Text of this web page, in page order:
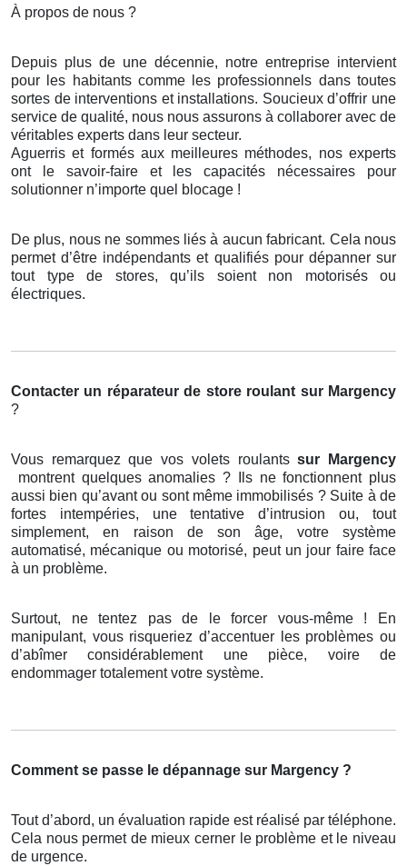
À propos de nous ?
Depuis plus de une décennie, notre entreprise intervient
pour les habitants comme les professionnels dans toutes
sortes de interventions et installations. Soucieux d’offrir une
service de qualité, nous nous assurons à collaborer avec de
véritables experts dans leur secteur.
Aguerris et formés aux meilleures méthodes, nos experts
ont le savoir-faire et les capacités nécessaires pour
solutionner n’importe quel blocage !
De plus, nous ne sommes liés à aucun fabricant. Cela nous
permet d’être indépendants et qualifiés pour dépanner sur
tout type de stores, qu’ils soient non motorisés ou
électriques.
Contacter un réparateur de store roulant sur Margency
?
Vous remarquez que vos volets roulantssur Margency
montrent quelques anomalies ? Ils ne fonctionnent plus
aussi bien qu’avant ou sont même immobilisés ? Suite à de
fortes intempéries, une tentative d’intrusion ou, tout
simplement, en raison de son âge, votre système
automatisé, mécanique ou motorisé, peut un jour faire face
à un problème.
Surtout, ne tentez pas de le forcer vous-même ! En
manipulant, vous risqueriez d’accentuer les problèmes ou
d’abîmer considérablement une pièce, voire de
endommager totalement votre système.
Comment se passe le dépannage sur Margency ?
Tout d’abord, un évaluation rapide est réalisé par téléphone.
Cela nous permet de mieux cerner le problème et le niveau
de urgence.